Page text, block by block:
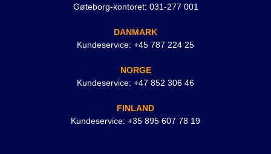
Gøteborg-kontoret: 031-277 001
DANMARK
Kundeservice: +45 787 224 25
NORGE
Kundeservice: +47 852 306 46
FINLAND
Kundeservice: +35 895 607 78 19